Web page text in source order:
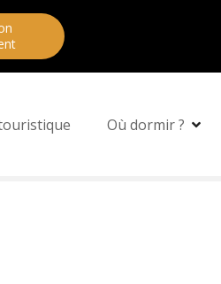
Où dormir ?